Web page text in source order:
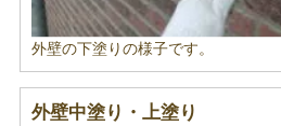
外壁の下塗りの様子です。
外壁中塗り・上塗り